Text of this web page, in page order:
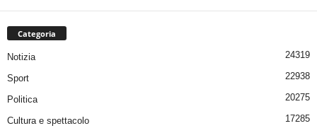
Categoria
Notizia 24319
Sport 22938
Politica 20275
Cultura e spettacolo 17285